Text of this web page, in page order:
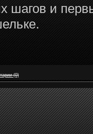
шагов и
(0)